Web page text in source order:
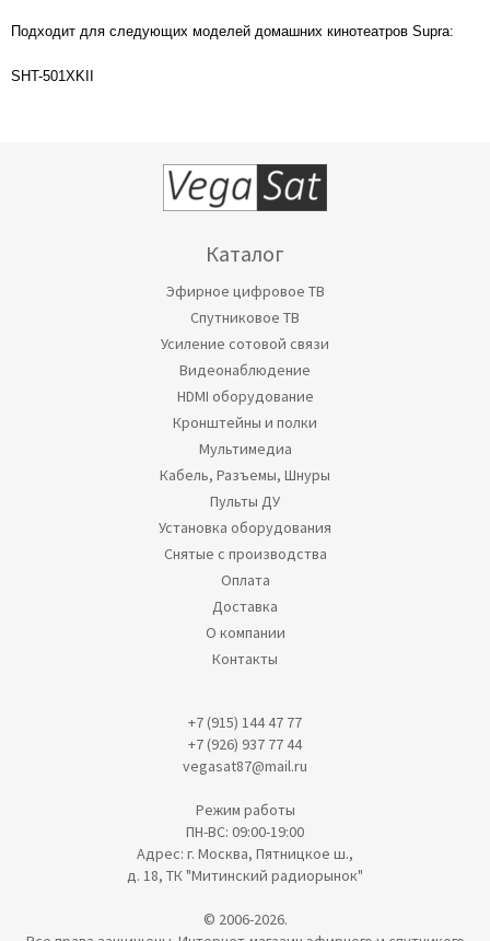
Подходит для следующих моделей домашних кинотеатров Supra:
SHT-501XKII
Каталог
Эфирное цифровое ТВ
Спутниковое ТВ
Усиление сотовой связи
Видеонаблюдение
HDMI оборудование
Кронштейны и полки
Мультимедиа
Кабель, Разъемы, Шнуры
Пульты ДУ
Установка оборудования
Снятые с производства
Оплата
Доставка
О компании
Контакты
+7 (915) 144 47 77
+7 (926) 937 77 44
vegasat87@mail.ru
Режим работы
ПН-ВС: 09:00-19:00
Адрес: г. Москва, Пятницкое ш.,
д. 18, ТК "Митинский радиорынок"
© 2006-2026.